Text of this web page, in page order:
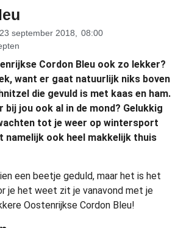
september 2018, 08:00
Cordon Bleu ook zo lekker?
want er gaat natuurlijk niks boven
die gevuld is met kaas en ham.
bij jou ook al in de mond? Gelukkig
tot je weer op wintersport
namelijk ook heel makkelijk thuis
een beetje geduld, maar het is het
je het weet zit je vanavond met je
Oostenrijkse Cordon Bleu!